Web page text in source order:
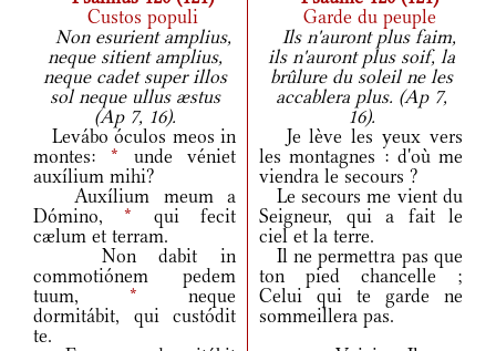
Custos populi
Garde du peuple
Non esurient amplius,
neque sitient amplius,
neque cadet super illos
sol neque ullus æstus
(Ap 7, 16).
Ils n'auront plus faim,
ils n'auront plus soif, la
brûlure du soleil ne les
accablera plus. (Ap 7,
16).
Levábo óculos meos in
montes:* unde véniet
auxílium mihi?
Je lève les yeux vers
les montagnes : d'où me
viendra le secours ?
Auxílium meum a
Dómino,* qui fecit
cælum et terram.
Le secours me vient du
Seigneur, qui a fait le
ciel et la terre.
Non dabit in
commotiónem pedem
tuum, * neque
dormitábit, qui custódit
te.
Il ne permettra pas que
ton pied chancelle ;
Celui qui te garde ne
sommeillera pas.